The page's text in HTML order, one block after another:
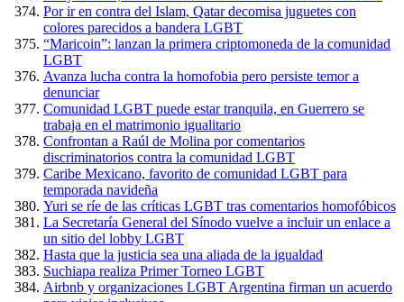
Por ir en contra del Islam, Qatar decomisa juguetes con
colores parecidos a bandera LGBT
“Maricoin”: lanzan la primera criptomoneda de la comunidad
LGBT
Avanza lucha contra la homofobia pero persiste temor a
denunciar
Comunidad LGBT puede estar tranquila, en Guerrero se
trabaja en el matrimonio igualitario
Confrontan a Raúl de Molina por comentarios
discriminatorios contra la comunidad LGBT
Caribe Mexicano, favorito de comunidad LGBT para
temporada navideña
Yuri se ríe de las críticas LGBT tras comentarios homofóbicos
La Secretaría General del Sínodo vuelve a incluir un enlace a
un sitio del lobby LGBT
Hasta que la justicia sea una aliada de la igualdad
Suchiapa realiza Primer Torneo LGBT
Airbnb y organizaciones LGBT Argentina firman un acuerdo